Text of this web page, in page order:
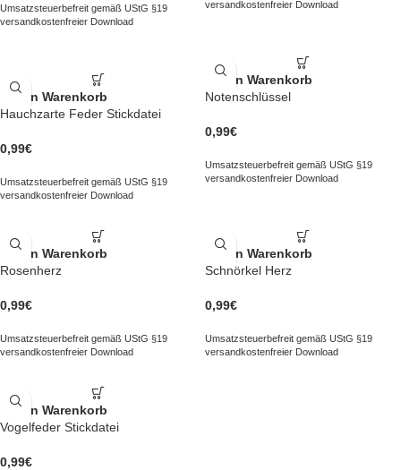
Umsatzsteuerbefreit gemäß UStG §19
versandkostenfreier Download
versandkostenfreier Download
In den Warenkorb
Hauchzarte Feder Stickdatei
0,99€
Umsatzsteuerbefreit gemäß UStG §19
versandkostenfreier Download
In den Warenkorb
Notenschlüssel
0,99€
Umsatzsteuerbefreit gemäß UStG §19
versandkostenfreier Download
In den Warenkorb
Rosenherz
0,99€
Umsatzsteuerbefreit gemäß UStG §19
versandkostenfreier Download
In den Warenkorb
Schnörkel Herz
0,99€
Umsatzsteuerbefreit gemäß UStG §19
versandkostenfreier Download
In den Warenkorb
Vogelfeder Stickdatei
0,99€